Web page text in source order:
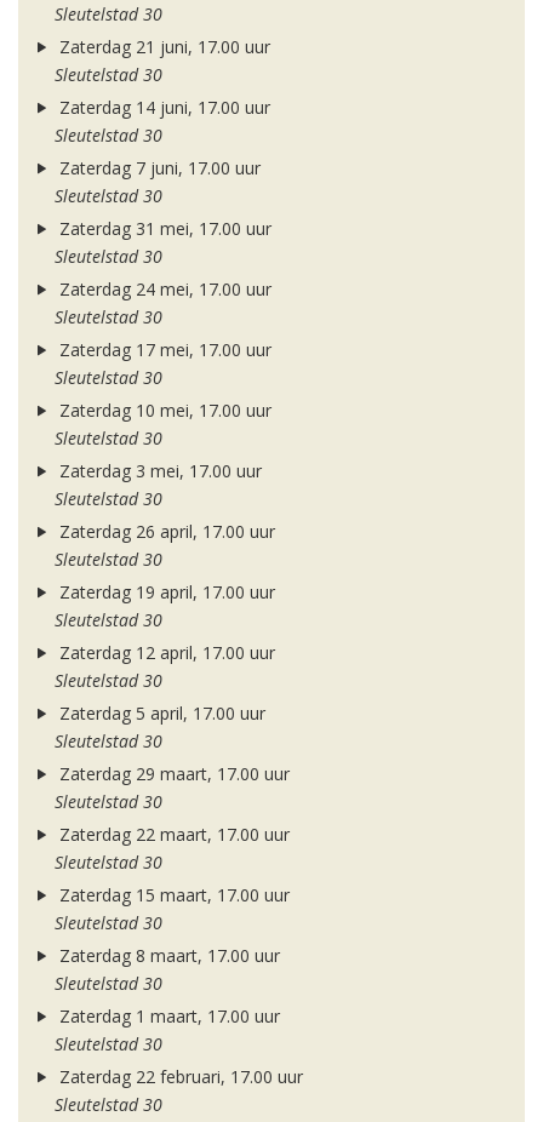
Sleutelstad 30
Zaterdag 21 juni, 17.00 uur
Sleutelstad 30
Zaterdag 14 juni, 17.00 uur
Sleutelstad 30
Zaterdag 7 juni, 17.00 uur
Sleutelstad 30
Zaterdag 31 mei, 17.00 uur
Sleutelstad 30
Zaterdag 24 mei, 17.00 uur
Sleutelstad 30
Zaterdag 17 mei, 17.00 uur
Sleutelstad 30
Zaterdag 10 mei, 17.00 uur
Sleutelstad 30
Zaterdag 3 mei, 17.00 uur
Sleutelstad 30
Zaterdag 26 april, 17.00 uur
Sleutelstad 30
Zaterdag 19 april, 17.00 uur
Sleutelstad 30
Zaterdag 12 april, 17.00 uur
Sleutelstad 30
Zaterdag 5 april, 17.00 uur
Sleutelstad 30
Zaterdag 29 maart, 17.00 uur
Sleutelstad 30
Zaterdag 22 maart, 17.00 uur
Sleutelstad 30
Zaterdag 15 maart, 17.00 uur
Sleutelstad 30
Zaterdag 8 maart, 17.00 uur
Sleutelstad 30
Zaterdag 1 maart, 17.00 uur
Sleutelstad 30
Zaterdag 22 februari, 17.00 uur
Sleutelstad 30